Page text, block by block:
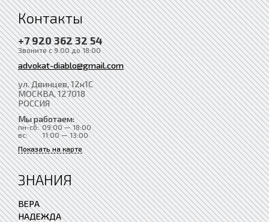
Контакты
+7 920 362 32 54
Звоните с 9:00 до 18:00
advokat-diablo@gmail.com
ул. Двинцев, 12к1С
МОСКВА, 127018
РОССИЯ
Мы работаем:
пн-сб: 09:00 — 18:00
вс:
11:00 — 13:00
Показать на карте
ЗНАНИЯ
ВЕРА
НАДЕЖДА